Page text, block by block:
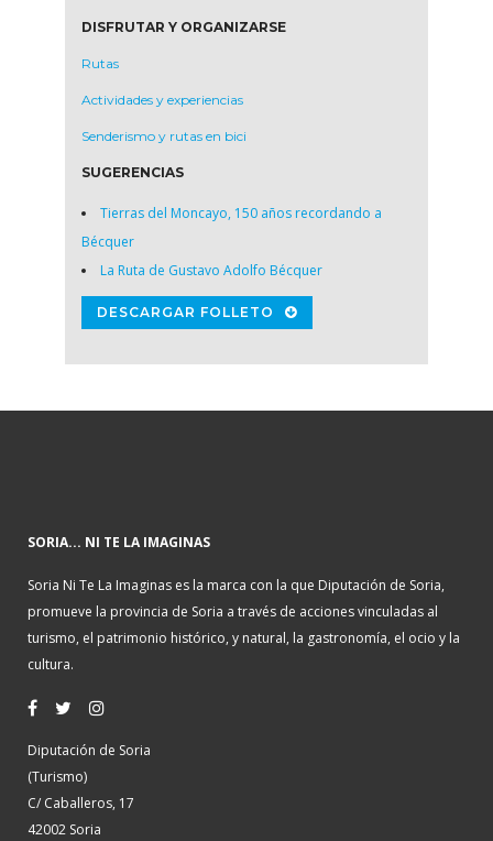
DISFRUTAR Y ORGANIZARSE
Rutas
Actividades y experiencias
Senderismo y rutas en bici
SUGERENCIAS
Tierras del Moncayo, 150 años recordando a
Bécquer
La Ruta de Gustavo Adolfo Bécquer
DESCARGAR FOLLETO
SORIA... NI TE LA IMAGINAS
Soria Ni Te La Imaginas es la marca con la que Diputación de Soria,
promueve la provincia de Soria a través de acciones vinculadas al
turismo, el patrimonio histórico, y natural, la gastronomía, el ocio y la
cultura.
Diputación de Soria
(Turismo)
C/ Caballeros, 17
42002 Soria